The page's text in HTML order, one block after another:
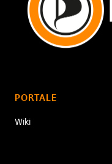
PORTALE
Wiki